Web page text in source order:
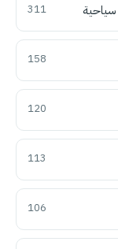
311
158
120
113
106